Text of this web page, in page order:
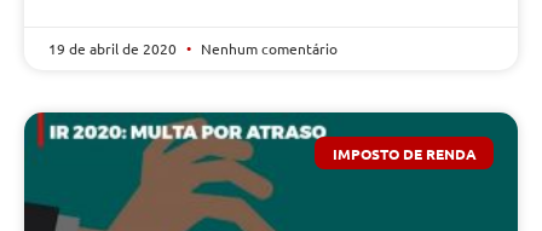
19 de abril de 2020 Nenhum comentário
IMPOSTO DE RENDA